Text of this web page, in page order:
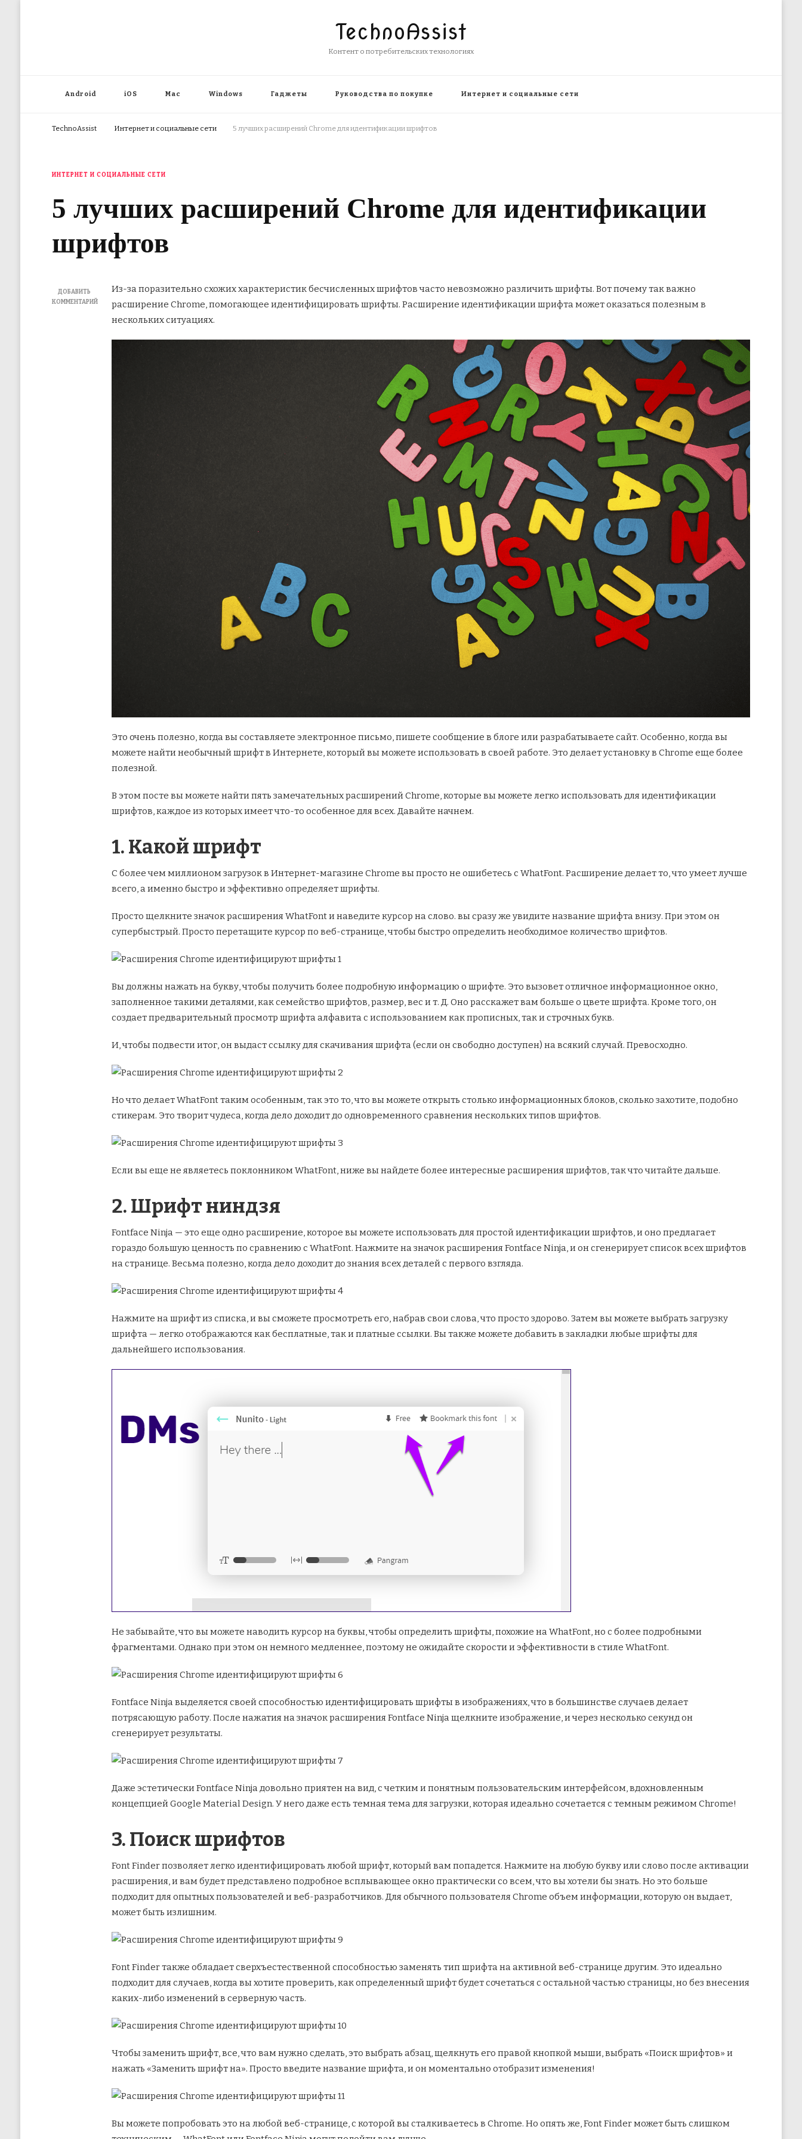
TechnoAssist
Контент о потребительских технологиях
Android iOS Mac Windows Гаджеты Руководства по покупке Интернет и социальные сети
TechnoAssist Интернет и социальные сети 5 лучших расширений Chrome для идентификации шрифтов
ИНТЕРНЕТ И СОЦИАЛЬНЫЕ СЕТИ
5 лучших расширений Chrome для идентификации
шрифтов
ДОБАВИТЬ
КОММЕНТАРИЙ
Из-за поразительно схожих характеристик бесчисленных шрифтов часто невозможно различить шрифты. Вот почему так важно
расширение Chrome, помогающее идентифицировать шрифты. Расширение идентификации шрифта можетоказаться полезным в
нескольких ситуациях.
Это очень полезно, когда вы составляете электронное письмо, пишете сообщение в блоге или разрабатываете сайт. Особенно, когда вы
можете найти необычный шрифт в Интернете, который вы можете использовать в своей работе. Это делает установку в Chrome еще более
полезной.
В этом посте вы можете найти пять замечательных расширений Chrome, которые вы можете легко использовать для идентификации
шрифтов, каждое из которых имеет что-то особенное для всех. Давайте начнем.
1. Какой шрифт
С более чем миллионом загрузок в Интернет-магазине Chrome вы просто не ошибетесь с WhatFont. Расширение делает то, что умеет лучше
всего, а именно быстро и эффективно определяет шрифты.
Просто щелкните значок расширения WhatFont и наведите курсор на слово. вы сразу же увидите название шрифта внизу. При этом он
супербыстрый. Просто перетащите курсор по веб-странице, чтобы быстро определить необходимое количество шрифтов.
Вы должны нажать на букву, чтобы получить более подробную информацию о шрифте. Это вызовет отличное информационное окно,
заполненное такими деталями, как семейство шрифтов, размер, вес и т. Д. Оно расскажет вам больше о цвете шрифта. Кроме того, он
создает предварительный просмотр шрифта алфавита с использованием как прописных, так и строчных букв.
И, чтобы подвести итог, он выдаст ссылку для скачивания шрифта (если он свободно доступен) на всякий случай. Превосходно.
Но что делает WhatFont таким особенным, так это то, что вы можете открыть столько информационных блоков, сколько захотите, подобно
стикерам. Это творит чудеса, когда дело доходит до одновременного сравнения нескольких типов шрифтов.
Если вы еще не являетесь поклонником WhatFont, ниже вы найдете более интересные расширения шрифтов, так что читайте дальше.
2. Шрифт ниндзя
Fontface Ninja — это еще одно расширение, которое вы можете использовать для простой идентификации шрифтов, и оно предлагает
гораздо большую ценность по сравнению с WhatFont. Нажмите на значок расширения Fontface Ninja, и он сгенерирует список всех шрифтов
на странице. Весьма полезно, когда дело доходит до знания всех деталей с первого взгляда.
Нажмите на шрифт из списка, и вы сможете просмотреть его, набрав свои слова, что просто здорово. Затем вы можете выбрать загрузку
шрифта — легко отображаются как бесплатные, так и платные ссылки. Вы также можете добавить в закладки любые шрифты для
дальнейшего использования.
Не забывайте, что вы можете наводить курсор на буквы, чтобы определить шрифты, похожие на WhatFont, но с более подробными
фрагментами. Однако при этом он немного медленнее, поэтому не ожидайте скорости и эффективности в стиле WhatFont.
Fontface Ninja выделяется своей способностью идентифицировать шрифты в изображениях, что в большинстве случаев делает
потрясающую работу. После нажатия на значок расширения Fontface Ninja щелкните изображение, и через несколько секунд он
сгенерирует результаты.
Даже эстетически Fontface Ninja довольно приятен на вид, с четким и понятным пользовательским интерфейсом, вдохновленным
концепцией Google Material Design. У него даже есть темная тема для загрузки, которая идеально сочетается с темным режимом Chrome!
3. Поиск шрифтов
Font Finder позволяет легко идентифицировать любой шрифт, который вам попадется. Нажмите на любую букву или слово после активации
расширения, и вам будет представлено подробное всплывающее окно практически со всем, что вы хотели бы знать. Но это больше
подходит для опытных пользователей и веб-разработчиков. Для обычного пользователя Chrome объем информации, которую он выдает,
может быть излишним.
Font Finder также обладает сверхъестественной способностью заменять тип шрифта на активной веб-странице другим. Это идеально
подходит для случаев, когда вы хотите проверить, как определенный шрифт будет сочетаться с остальной частью страницы, но без внесения
каких-либо изменений в серверную часть.
Чтобы заменить шрифт, все, что вам нужно сделать, это выбрать абзац, щелкнуть его правой кнопкой мыши, выбрать «Поиск шрифтов» и
нажать «Заменить шрифт на». Просто введите название шрифта, и он моментально отобразит изменения!
Вы можете попробовать это на любой веб-странице, с которой вы сталкиваетесь в Chrome. Но опять же, Font Finder может быть слишком